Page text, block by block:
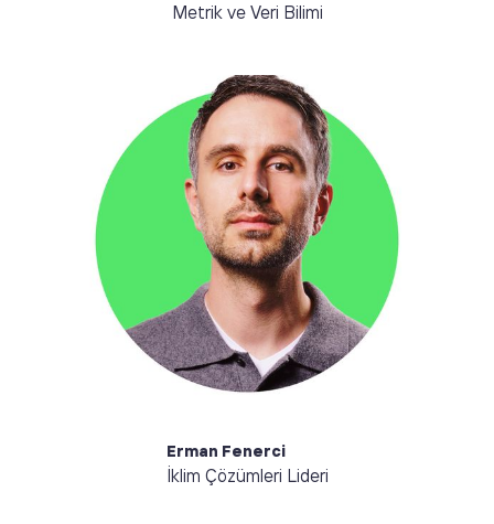
Metrik ve Veri Bilimi
Merhaba, ben Erman. Sahada deneyim kazanmış bir
sürdürülebilirlik stratejisti olarak temel
motivasyonum, şirketlerin ihtiyaçlarıyla etkili veri
ürünleri arasında köprü kurmak. Fikirleri hayata
geçirmeyi ve süreçten keyif almayı severim.
Erman Fenerci
İklim Çözümleri Lideri